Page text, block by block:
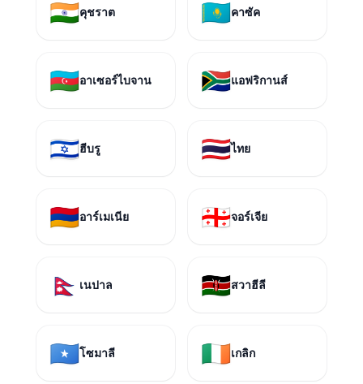
🇮🇳คุชราต 🇰🇿คาซัค
🇦🇿อาเซอร์ไบจาน 🇿🇦แอฟริกานส์
🇮🇱ฮีบรู 🇹🇭ไทย
🇦🇲อาร์เมเนีย 🇬🇪จอร์เจีย
🇳🇵 เนปาล 🇰🇪สวาฮีลี
🇸🇴โซมาลี 🇮🇪เกลิก